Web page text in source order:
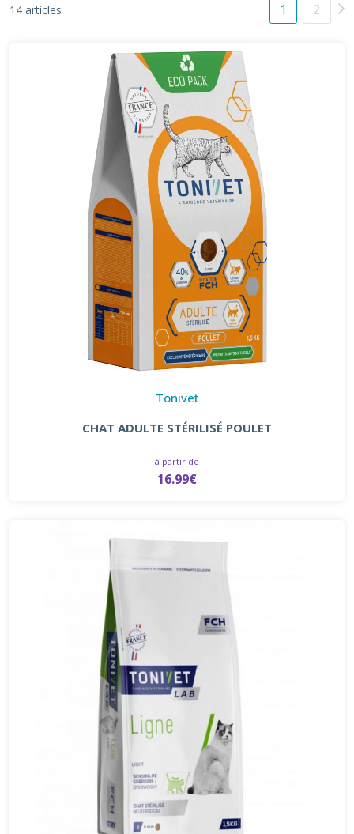
14 articles 1 2
Tonivet
CHAT ADULTE STÉRILISÉ POULET
à partir de
16.99€